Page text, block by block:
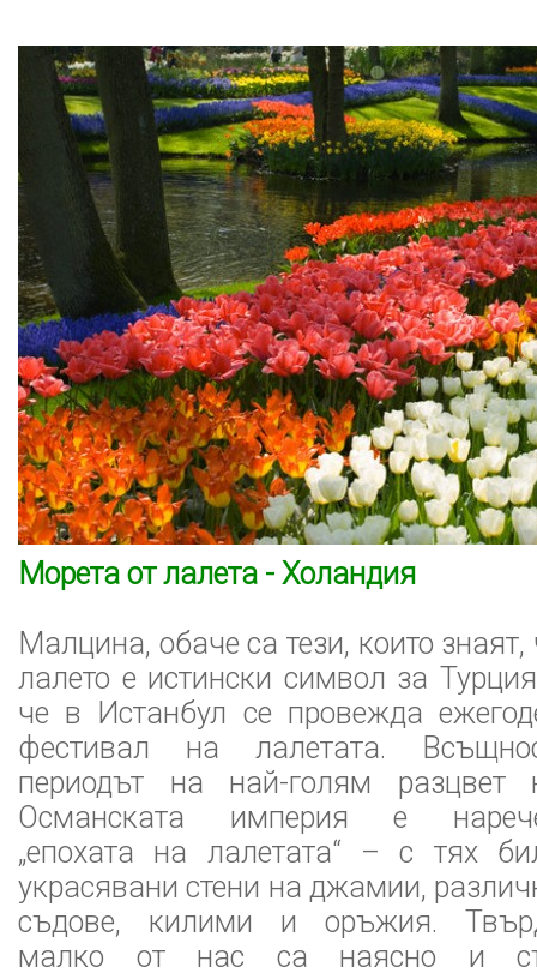
Морета от лалета - Холандия
Малцина, обаче са тези, които знаят,
лалето е истински символ за
че в Истанбул се провежда
фестивал на лалетата.
периодът на най-голям разцвет
Османската империя е
„епохата на лалетата“ – с тях
украсявани стени на джамии,
съдове, килими и оръжия.
малко от нас са наясно и